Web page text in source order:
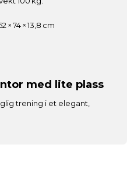
× 74 × 13,8 cm
med lite plass
trening i et elegant,